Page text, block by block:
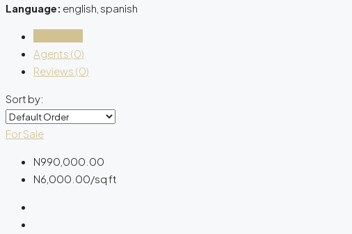
Language: english, spanish
Agents (0)
Reviews (0)
Sort by:
For Sale
N990,000.00
N6,000.00/sq ft